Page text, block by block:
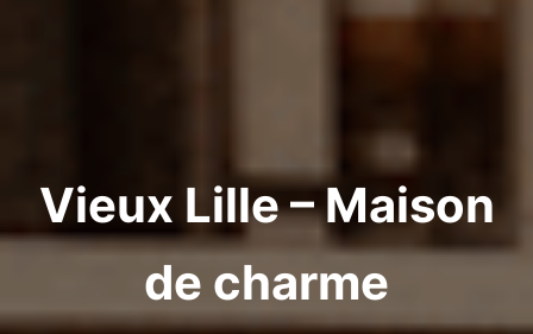
Vieux Lille – Maison
de charme